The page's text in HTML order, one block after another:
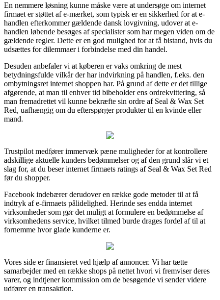
En nemmere løsning kunne måske være at undersøge om internet
firmaet er støttet af e-mærket, som typisk er en sikkerhed for at e-
handlen efterkommer gældende dansk lovgivning, udover at e-
handlen løbende besøges af specialister som har megen viden om de
gældende regler. Dette er en god mulighed for at få bistand, hvis du
udsættes for dilemmaer i forbindelse med din handel.
Desuden anbefaler vi at køberen er vaks omkring de mest
betydningsfulde vilkår der har indvirkning på handlen, f.eks. den
ombytningsret internet shoppen har. På grund af dette er det tillige
afgørende, at man til enhver tid bibeholder ens ordrekvittering, så
man fremadrettet vil kunne bekræfte sin ordre af Seal & Wax Set
Red, uafhængig om du efterspørger produkter til en kvinde eller
mand.
Trustpilot medfører immervæk pæne muligheder for at kontrollere
adskillige aktuelle kunders bedømmelser og af den grund slår vi et
slag for, at du beser internet firmaets ratings af Seal & Wax Set Red
før du shopper.
Facebook indebærer derudover en række gode metoder til at få
indtryk af e-firmaets pålidelighed. Herinde ses endda internet
virksomheder som gør det muligt at formulere en bedømmelse af
virksomhedens service, hvilket tilmed burde drages fordel af til at
fornemme hvor glade kunderne er.
Vores side er finansieret ved hjælp af annoncer. Vi har tætte
samarbejder med en række shops på nettet hvori vi fremviser deres
varer, og indtjener kommission om de besøgende vi sender videre
udfører en transaktion.